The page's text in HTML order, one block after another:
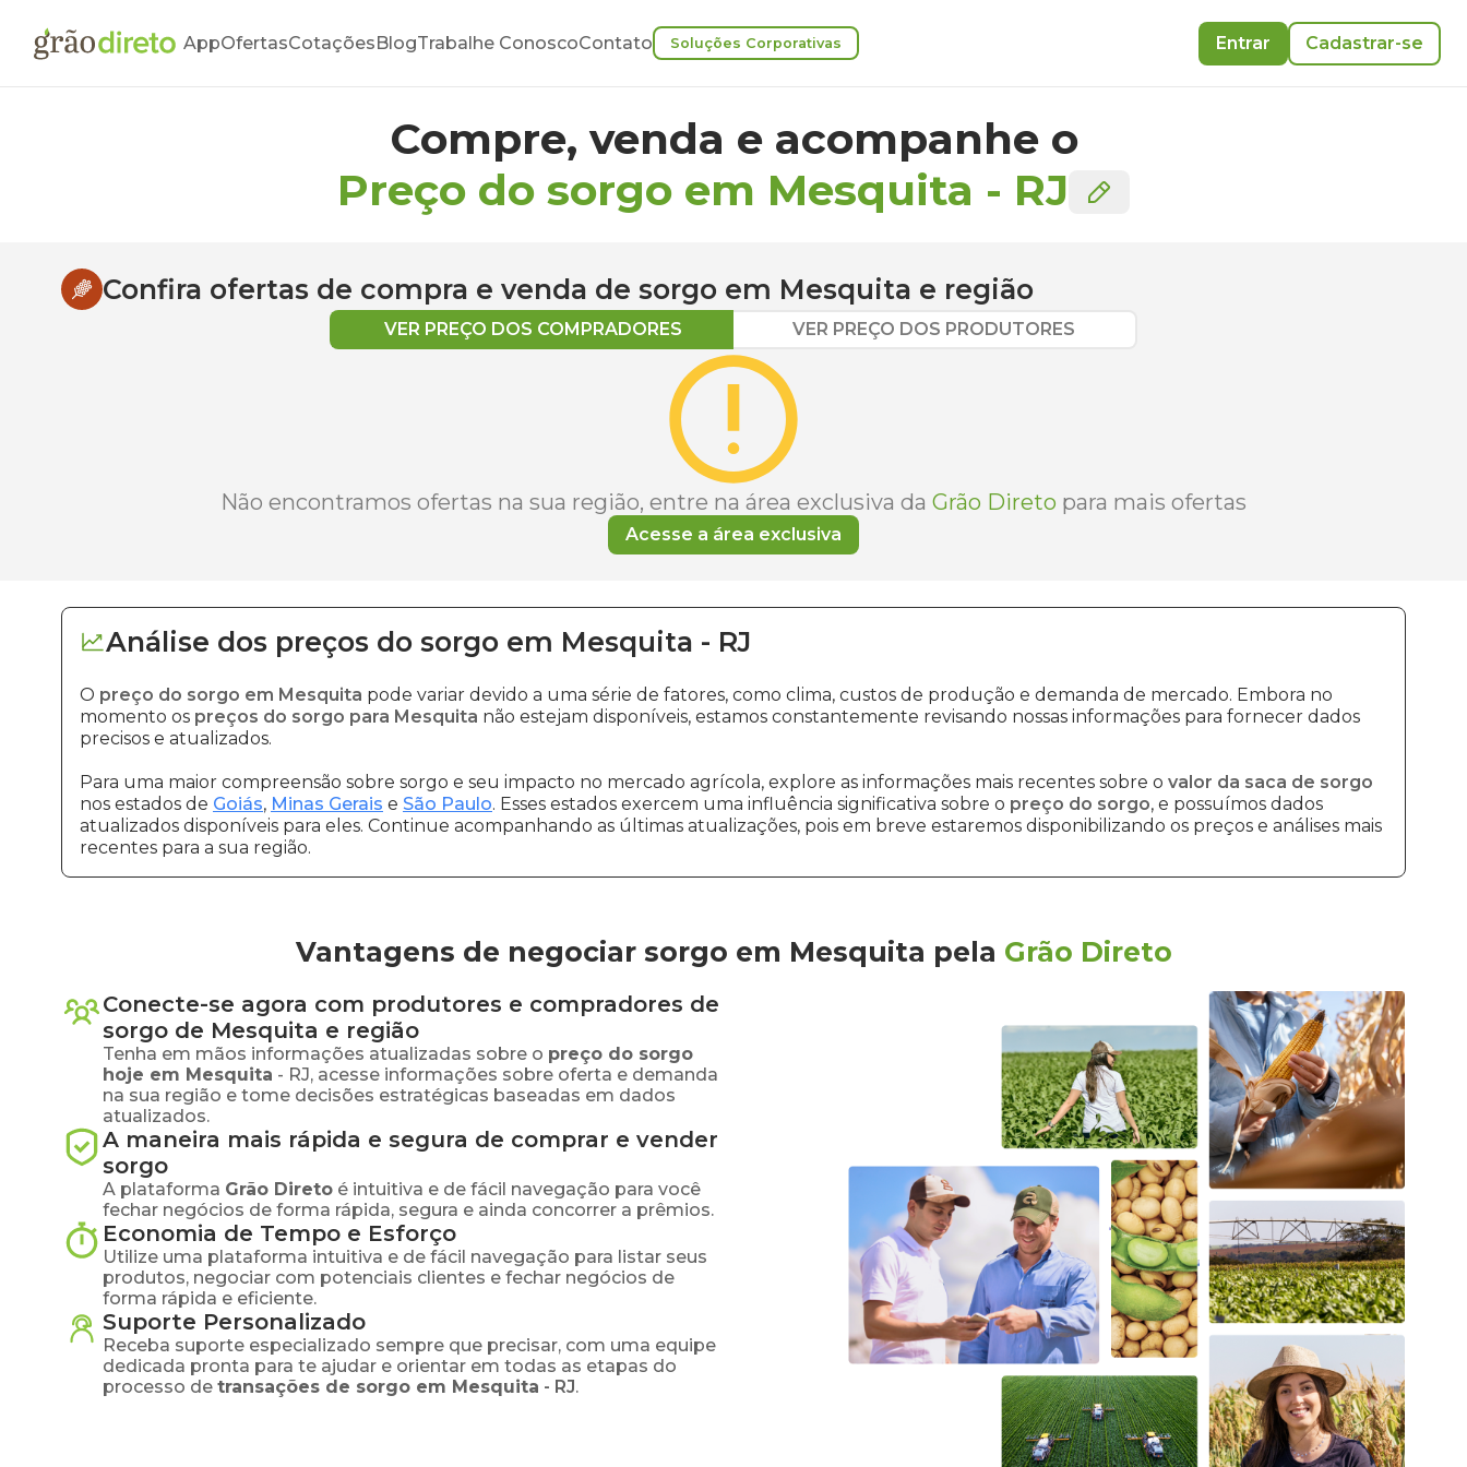
AppOfertasCotaçõesBlogTrabalhe ConoscoContato Soluções Corporativas Entrar Cadastrar-se
Compre, venda e acompanhe o
Preço do sorgo em Mesquita - RJ
Confira ofertas de compra e venda de sorgo em Mesquita e região
VER PREÇO DOS COMPRADORES VER PREÇO DOS PRODUTORES
Não encontramos ofertas na sua região, entre na área exclusiva da Grão Direto para mais ofertas
Acesse a área exclusiva
Análise dos preços do sorgo em Mesquita - RJ
O preço do sorgo em Mesquita pode variar devido a uma série de fatores, como clima, custos de produção e demanda de mercado. Embora no
momento os preços do sorgo para Mesquita não estejam disponíveis, estamos constantemente revisando nossas informações para fornecer dados
precisos e atualizados.
Para uma maior compreensão sobre sorgo e seu impacto no mercado agrícola, explore as informações mais recentes sobre o valor da saca de sorgo
nos estados de Goiás, Minas Gerais e São Paulo. Esses estados exercem uma influência significativa sobre o preço do sorgo, e possuímos dados
atualizados disponíveis para eles. Continue acompanhando as últimas atualizações, pois em breve estaremos disponibilizando os preços e análises mais
recentes para a sua região.
Vantagens de negociar sorgo em Mesquita pela Grão Direto
Conecte-se agora com produtores e compradores de
sorgo de Mesquita e região
Tenha em mãos informações atualizadas sobre o preço do sorgo
hoje em Mesquita - RJ, acesse informações sobre oferta e demanda
na sua região e tome decisões estratégicas baseadas em dados
atualizados.
A maneira mais rápida e segura de comprar e vender
sorgo
A plataforma Grão Direto é intuitiva e de fácil navegação para você
fechar negócios de forma rápida, segura e ainda concorrer a prêmios.
Economia de Tempo e Esforço
Utilize uma plataforma intuitiva e de fácil navegação para listar seus
produtos, negociar com potenciais clientes e fechar negócios de
forma rápida e eficiente.
Suporte Personalizado
Receba suporte especializado sempre que precisar, com uma equipe
dedicada pronta para te ajudar e orientar em todas as etapas do
processo de transações de sorgo em Mesquita - RJ.